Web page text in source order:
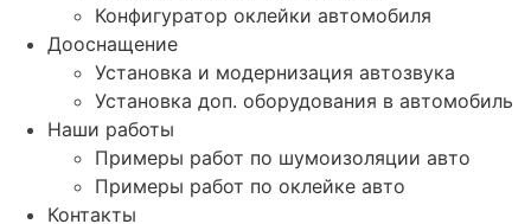
Конфигуратор оклейки автомобиля
Дооснащение
Установка и модернизация автозвука
Установка доп. оборудования в автомобиль
Наши работы
Примеры работ по шумоизоляции авто
Примеры работ по оклейке авто
Контакты